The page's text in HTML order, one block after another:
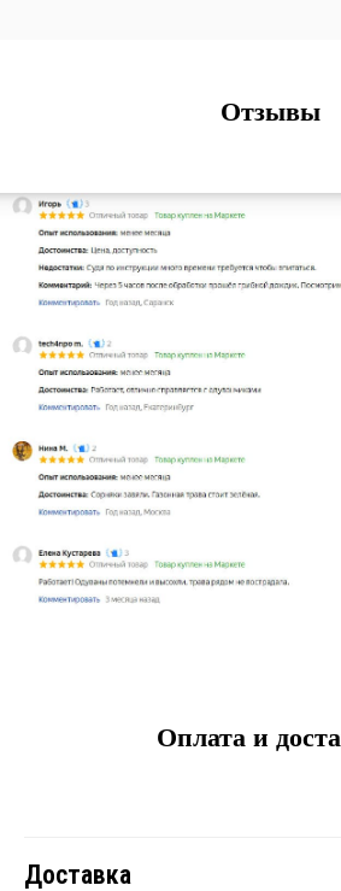
Отзывы
Оплата и
Доставка